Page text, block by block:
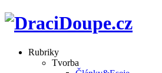
Rubriky
Tvorba